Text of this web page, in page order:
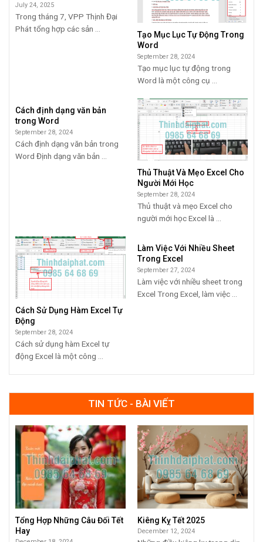
July 24, 2025
Trong tháng 7, VPP Thịnh Đại
Phát tổng hợp các sản ...
Tạo Mục Lục Tự Động Trong
Word
September 28, 2024
Tạo mục lục tự động trong
Word là một công cụ ...
Cách định dạng văn bản
trong Word
September 28, 2024
Cách định dạng văn bản trong
Word Định dạng văn bản ...
Thủ Thuật Và Mẹo Excel Cho
Người Mới Học
September 28, 2024
Thủ thuật và mẹo Excel cho
người mới học Excel là ...
Cách Sử Dụng Hàm Excel Tự
Động
September 28, 2024
Cách sử dụng hàm Excel tự
động Excel là một công ...
Làm Việc Với Nhiều Sheet
Trong Excel
September 27, 2024
Làm việc với nhiều sheet trong
Excel Trong Excel, làm việc ...
TIN TỨC - BÀI VIẾT
Tổng Hợp Những Câu Đối Tết
Hay
Kiêng Kỵ Tết 2025
December 12, 2024